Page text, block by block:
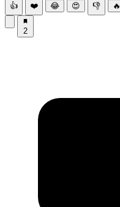
👍 ❤️ 😂 😍 👎 🔥
2